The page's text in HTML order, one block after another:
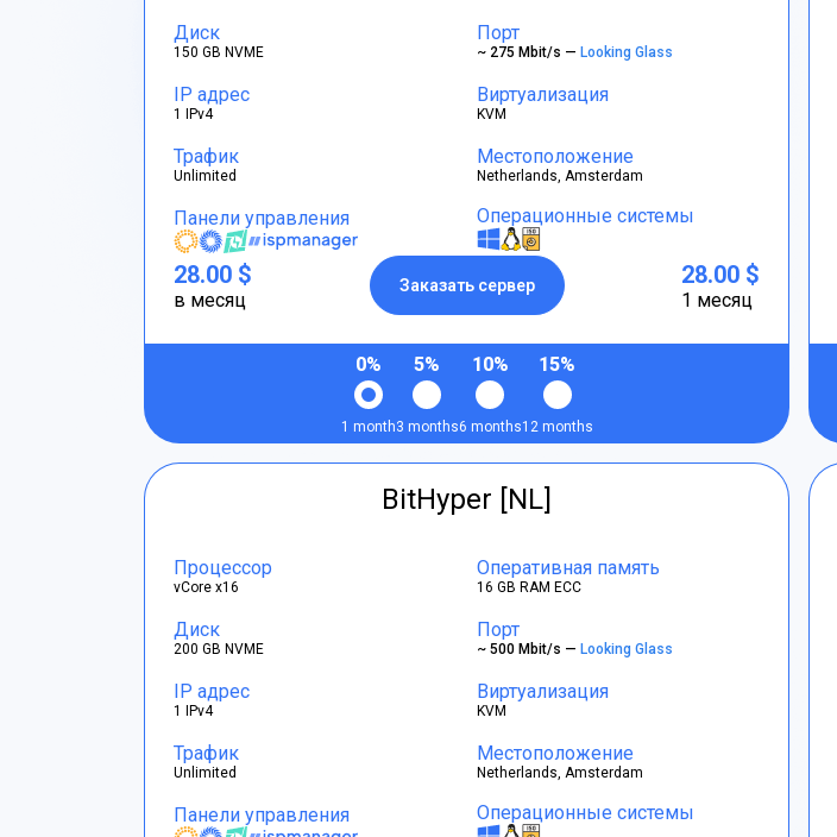
Диск
150 GB NVME
Порт
~ 275 Mbit/s — Looking Glass
IP адрес
1 IPv4
Виртуализация
KVM
Трафик
Unlimited
Местоположение
Netherlands, Amsterdam
Панели управления Операционные системы
28.00 $
в месяц
Заказать сервер 28.00 $
1 месяц
0%
1 month
5%
3 months
10%
6 months
15%
12 months
BitHyper [NL]
Процессор
vCore x16
Оперативная память
16 GB RAM ECC
Диск
200 GB NVME
Порт
~ 500 Mbit/s — Looking Glass
IP адрес
1 IPv4
Виртуализация
KVM
Трафик
Unlimited
Местоположение
Netherlands, Amsterdam
Панели управления Операционные системы